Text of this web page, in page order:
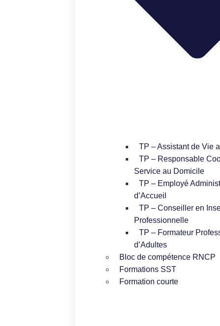
TP – Assistant de Vie
TP – Responsable
Service au Domicile
TP – Employé
d’Accueil
TP – Conseiller en
Professionnelle
TP – Formateur
d’Adultes
Bloc de compétence RNCP
Formations SST
Formation courte